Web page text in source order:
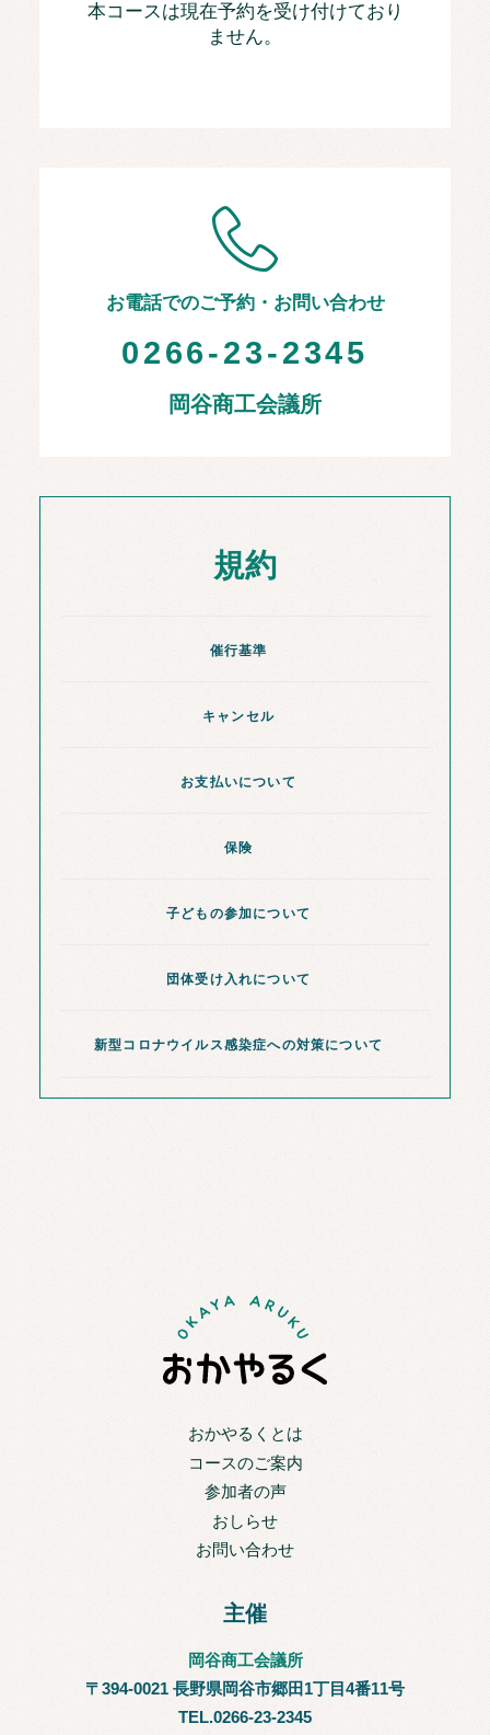
本コースは現在予約を受け付けており
ません。
お電話でのご予約・お問い合わせ
0266-23-2345
岡谷商工会議所
規約
催行基準
キャンセル
お支払いについて
保険
子どもの参加について
団体受け入れについて
新型コロナウイルス感染症への対策について
おかやるくとは
コースのご案内
参加者の声
おしらせ
お問い合わせ
主催
岡谷商工会議所
〒394-0021 長野県岡谷市郷田1丁目4番11号
TEL.0266-23-2345